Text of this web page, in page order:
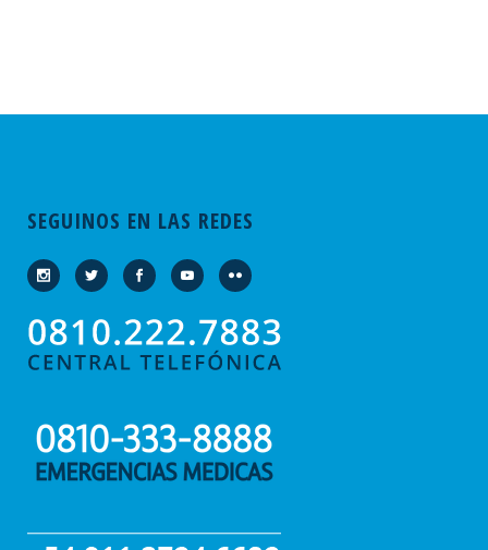
SEGUINOS EN LAS REDES